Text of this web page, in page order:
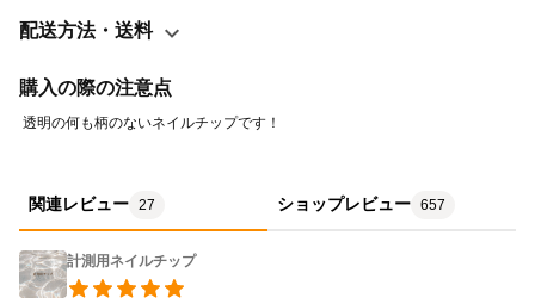
配送方法・送料
購入の際の注意点
透明の何も柄のないネイルチップです！
関連レビュー 27 ショップレビュー 657
計測用ネイルチップ